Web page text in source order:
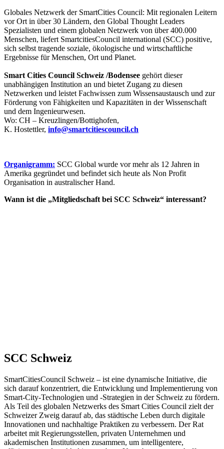
Globales Netzwerk der SmartCities Council: Mit regionalen Leitern
vor Ort in über 30 Ländern, den Global Thought Leaders
Spezialisten und einem globalen Netzwerk von über 400.000
Menschen, liefert SmartcitiesCouncil international (SCC) positive,
sich selbst tragende soziale, ökologische und wirtschaftliche
Ergebnisse für Menschen, Ort und Planet.
Smart Cities Council Schweiz /Bodensee gehört dieser
unabhängigen Institution an und bietet Zugang zu diesen
Netzwerken und leistet Fachwissen zum Wissensaustausch und zur
Förderung von Fähigkeiten und Kapazitäten in der Wissenschaft
und dem Ingenieurwesen.
Wo: CH – Kreuzlingen/Bottighofen,
K. Hostettler, info@smartcitiescouncil.ch
Organigramm: SCC Global wurde vor mehr als 12 Jahren in
Amerika gegründet und befindet sich heute als Non Profit
Organisation in australischer Hand.
Wann ist die „Mitgliedschaft bei SCC Schweiz“ interessant?
SCC Schweiz
SmartCitiesCouncil Schweiz – ist eine dynamische Initiative, die
sich darauf konzentriert, die Entwicklung und Implementierung von
Smart-City-Technologien und -Strategien in der Schweiz zu fördern.
Als Teil des globalen Netzwerks des Smart Cities Council zielt der
Schweizer Zweig darauf ab, das städtische Leben durch digitale
Innovationen und nachhaltige Praktiken zu verbessern. Der Rat
arbeitet mit Regierungsstellen, privaten Unternehmen und
akademischen Institutionen zusammen, um intelligentere,